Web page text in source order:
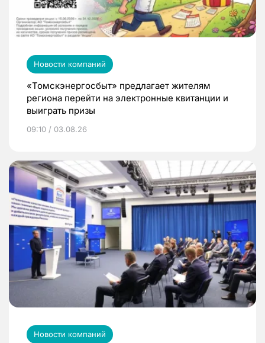
Новости компаний
«Томскэнергосбыт» предлагает жителям
региона перейти на электронные квитанции и
выиграть призы
09:10 / 03.08.26
Новости компаний